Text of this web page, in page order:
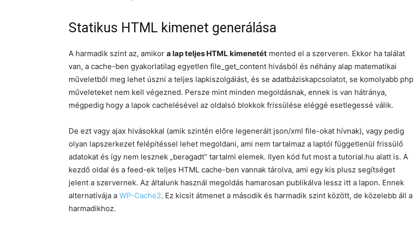
Statikus HTML kimenet generálása
A harmadik szint az, amikor a lap teljes HTML kimenetét mented el a szerveren. Ekkor ha találat
van, a cache-ben gyakorlatilag egyetlen file_get_content hivásból és néhány alap matematikai
műveletből meg lehet úszni a teljes lapkiszolgálást, és se adatbáziskapcsolatot, se komolyabb php
műveleteket nem kell végezned. Persze mint minden megoldásnak, ennek is van hátránya,
mégpedig hogy a lapok cachelésével az oldalsó blokkok frissülése eléggé esetlegessé válik.
De ezt vagy ajax hivásokkal (amik szintén előre legenerált json/xml file-okat hívnak), vagy pedig
olyan lapszerkezet felépítéssel lehet megoldani, ami nem tartalmaz a laptól függetlenül frissülő
adatokat és így nem lesznek „beragadt” tartalmi elemek. Ilyen kód fut most a tutorial.hu alatt is. A
kezdő oldal és a feed-ek teljes HTML cache-ben vannak tárolva, ami egy kis plusz segítséget
jelent a szervernek. Az általunk használ megoldás hamarosan publikálva lessz itt a lapon. Ennek
alternatívája a WP-Cache2. Ez kicsit átmenet a második és harmadik szint között, de közelebb áll a
harmadikhoz.